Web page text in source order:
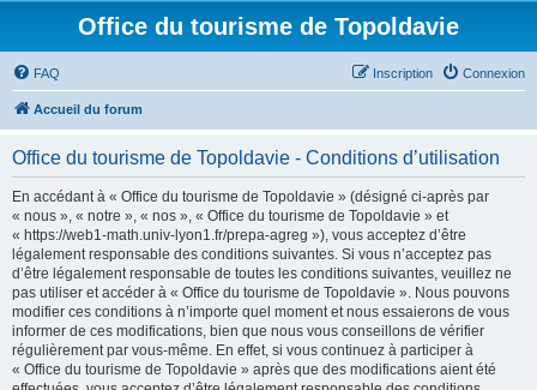
Office du tourisme de Topoldavie
FAQ Connexion
Inscription
Accueil du forum
Office du tourisme de Topoldavie - Conditions d’utilisation
En accédant à « Office du tourisme de Topoldavie » (désigné ci-après par
« nous », « notre », « nos », « Office du tourisme de Topoldavie » et
« https://web1-math.univ-lyon1.fr/prepa-agreg »), vous acceptez d’être
légalement responsable des conditions suivantes. Si vous n’acceptez pas
d’être légalement responsable de toutes les conditions suivantes, veuillez ne
pas utiliser et accéder à « Office du tourisme de Topoldavie ». Nous pouvons
modifier ces conditions à n’importe quel moment et nous essaierons de vous
informer de ces modifications, bien que nous vous conseillons de vérifier
régulièrement par vous-même. En effet, si vous continuez à participer à
« Office du tourisme de Topoldavie » après que des modifications aient été